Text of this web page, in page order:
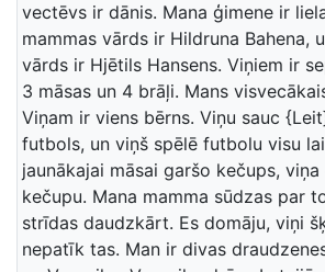
vectēvs ir dānis. Mana ģimene ir
mammas vārds ir Hildruna Bahena,
vārds ir Hjētils Hansens. Viņiem ir
3 māsas un 4 brāļi. Mans
Viņam ir viens bērns. Viņu sauc
futbols, un viņš spēlē futbolu visu
jaunākajai māsai garšo kečups,
kečupu. Mana mamma sūdzas par
strīdas daudzkārt. Es domāju, viņi
nepatīk tas. Man ir divas